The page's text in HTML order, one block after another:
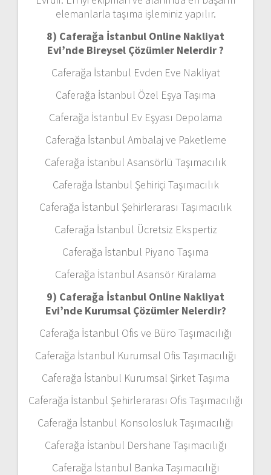
elemanlarla taşıma işleminiz yapılır.
8) Caferağa İstanbul Online Nakliyat
Evi’nde Bireysel Çözümler Nelerdir ?
Caferağa İstanbul Evden Eve Nakliyat
Caferağa İstanbul Özel Eşya Taşıma
Caferağa İstanbul Ev Eşyası Depolama
Caferağa İstanbul Ambalaj ve Paketleme
Caferağa İstanbul Asansörlü Taşımacılık
Caferağa İstanbul Şehiriçi Taşımacılık
Caferağa İstanbul Şehirlerarası Taşımacılık
Caferağa İstanbul Ücretsiz Ekspertiz
Caferağa İstanbul Piyano Taşıma
Caferağa İstanbul Asansör Kiralama
9) Caferağa İstanbul Online Nakliyat
Evi’nde Kurumsal Çözümler Nelerdir?
Caferağa İstanbul Ofis ve Büro Taşımacılığı
Caferağa İstanbul Kurumsal Ofis Taşımacılığı
Caferağa İstanbul Kurumsal Şirket Taşıma
Caferağa İstanbul Şehirlerarası Ofis Taşımacılığı
Caferağa İstanbul Konsolosluk Taşımacılığı
Caferağa İstanbul Dershane Taşımacılığı
Caferağa İstanbul Banka Taşımacılığı